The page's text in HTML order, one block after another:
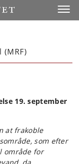
19. september
at frakoble
som efter
område for